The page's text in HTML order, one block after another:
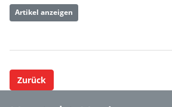
Artikel anzeigen
Zurück